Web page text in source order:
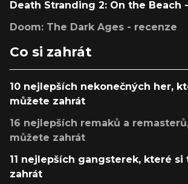
Death Stranding 2: On the Beach
Doom: The Dark Ages - recenze
Co si zahrát
10 nejlepších nekonečných her,
můžete zahrát
16 nejlepších remaků a
můžete zahrát
11 nejlepších gangsterek, které si
zahrát